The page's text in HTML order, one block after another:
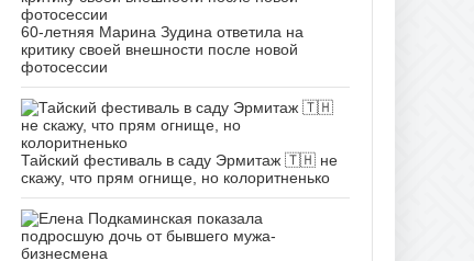
60-летняя Марина Зудина ответила на
критику своей внешности после новой
фотосессии
Тайский фестиваль в саду Эрмитаж 🇹🇭 не
скажу, что прям огнище, но колоритненько